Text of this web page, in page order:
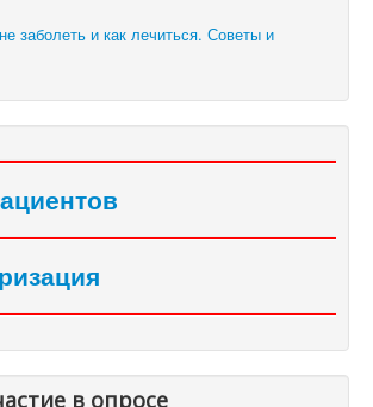
заболеть и как лечиться. Советы и
в опросе